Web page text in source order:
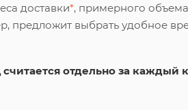
доставки*, примерного
предложит выбрать удобное
отдельно за каждый